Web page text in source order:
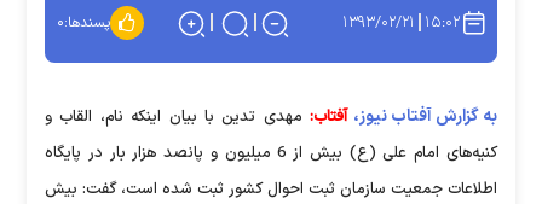
۱۵:۰۲ ۱۳۹۳/۰۲/۲۱ پسندها:۰
به گزارش آفتاب نیوز، آفتاب: مهدی تدین با بیان اینکه نام، القاب و
کنیه‌های امام علی (ع) بیش از 6 میلیون و پانصد هزار بار در پایگاه
اطلاعات جمعیت سازمان ثبت احوال کشور ثبت شده است، گفت: بیش